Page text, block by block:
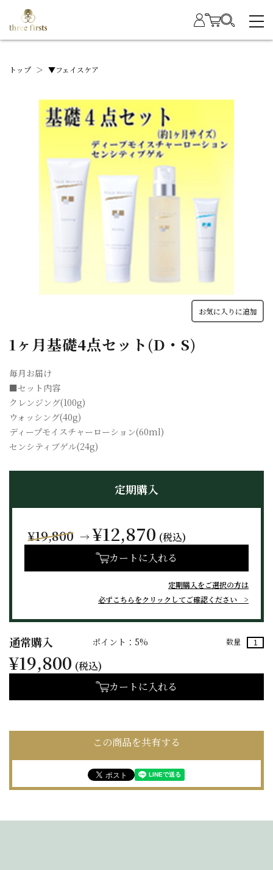
トップ ＞ ▼フェイスケア
お気に入りに追加
1ヶ月基礎4点セット(D・S)
毎月お届け
■セット内容
クレンジング(100g)
ウォッシング(40g)
ディープモイスチャーローション(60ml)
センシティブゲル(24g)
定期購入
¥19,800 → ¥12,870 (税込)
カートに入れる
定期購入をご選択の方は
必ずこちらをクリックしてご確認ください
通常購入 ポイント：5% 数量
¥19,800 (税込)
カートに入れる
この商品を共有する